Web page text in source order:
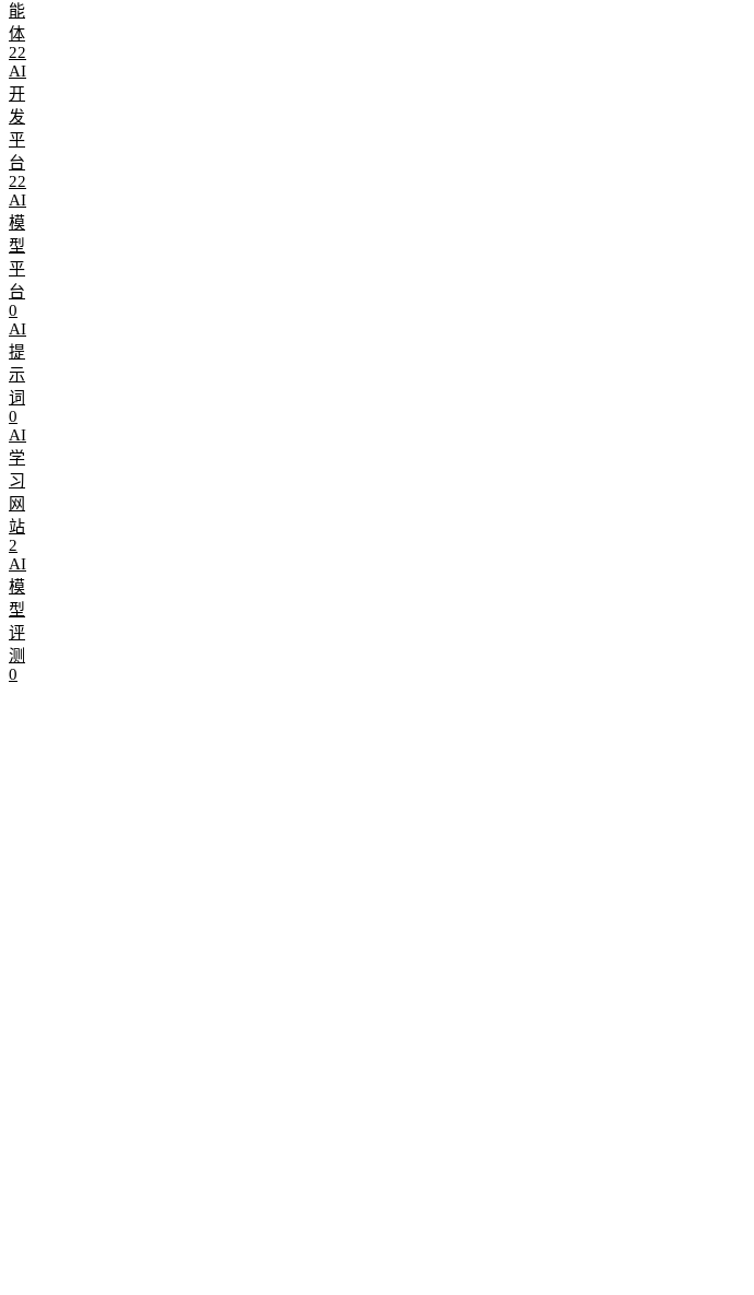
能
体
22
AI
开
发
平
台
22
AI
模
型
平
台
0
AI
提
示
词
0
AI
学
习
网
站
2
AI
模
型
评
测
0